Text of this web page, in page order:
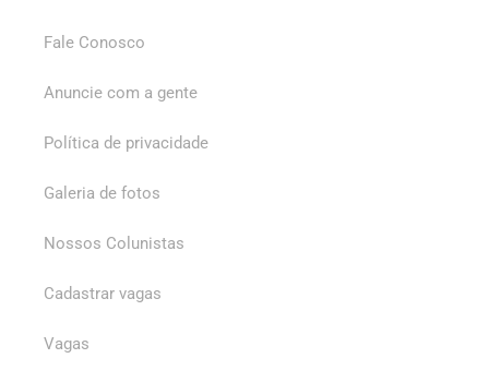
Fale Conosco
Anuncie com a gente
Política de privacidade
Galeria de fotos
Nossos Colunistas
Cadastrar vagas
Vagas